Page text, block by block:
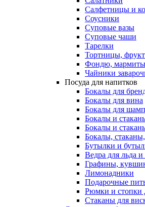
Салфетницы и
Соусники
Суповые вазы
Суповые чаши
Тарелки
Тортницы,
Фондю,
Чайники
Посуда для напитков
Бокалы для
Бокалы для вина
Бокалы для
Бокалы и
Бокалы и
Бокалы,
Бутылки и
Ведра для льда
Графины,
Лимонадники
Подарочные
Рюмки и стопки
Стаканы для